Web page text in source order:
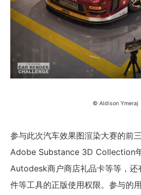
© Aldison Ymeraj
参与此次汽车效果图渲染大赛的前
Adobe Substance 3D Collection年
Autodesk商户商店礼品卡等等，
件等工具的正版使用权限。参与的